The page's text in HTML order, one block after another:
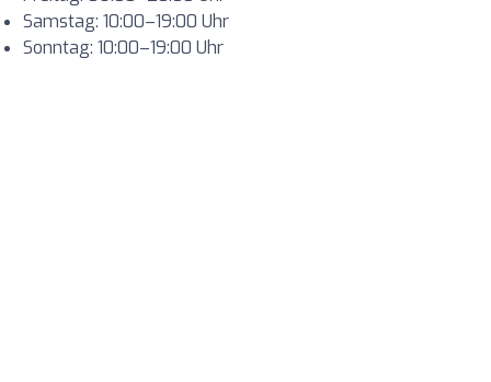
Samstag: 10:00–19:00 Uhr
Sonntag: 10:00–19:00 Uhr